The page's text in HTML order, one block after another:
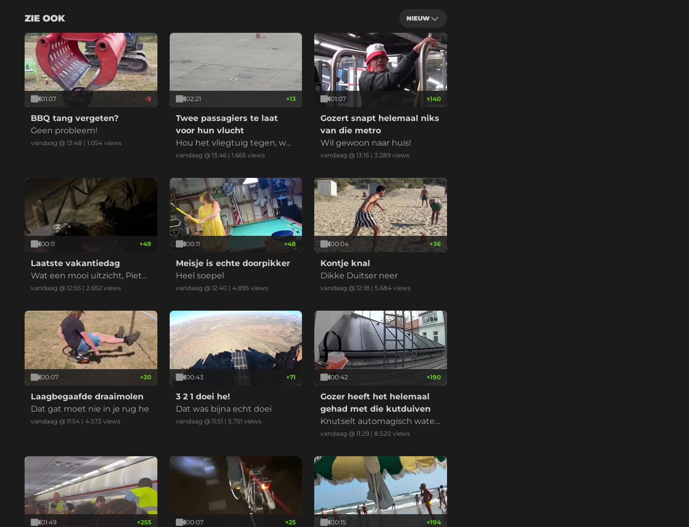
ZIE OOK NIEUW
01:07 -9
BBQ tang vergeten?
Geen probleem!
vandaag @ 13:48 | 1.054 views
02:21 +13
Twee passagiers te laat
voor hun vlucht
Hou het vliegtuig tegen, we
zijn er! Joeehoeeeee!
vandaag @ 13:46| 1.665views
01:07 +140
Gozert snapt helemaal niks
van die metro
Wil gewoon naar huis!
vandaag @ 13:15 |3.289 views
00:11 +49
Laatste vakantiedag
Wat een mooi uitzicht, Pieter
tje
vandaag @ 12:55 | 2.652 views
00:11 +48
Meisje is echte doorpikker
Heel soepel
vandaag @ 12:40| 4.895views
00:04 +36
Kontje knal
Dikke Duitser neer
vandaag @ 12:18 |5.684 views
00:07 +20
Laagbegaafde draaimolen
Dat gat moet nie in je rug he
vandaag @ 11:54 | 4.573 views
00:43 +71
3 2 1 doei he!
Dat was bijna echt doei
vandaag @ 11:51 | 5.751 views
00:42 +190
Gozer heeft het helemaal
gehad met die kutduiven
Knutselt automagisch water
pistool om ze weg te jagen
vandaag @ 11:29 |8.520 views
01:49 +255 00:07 +25 00:15 +194